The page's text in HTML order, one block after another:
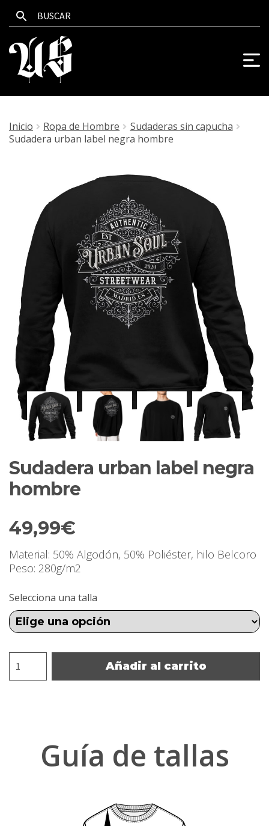
Inicio Ropa de Hombre
Sudaderas sin capucha
Sudadera urban label negra hombre
Sudadera urban label negra
hombre
49,99€
Material: 50% Algodón, 50% Poliéster, hilo Belcoro
Peso: 280g/m2
Selecciona una talla
urban
Añadir al carrito
Guía de tallas